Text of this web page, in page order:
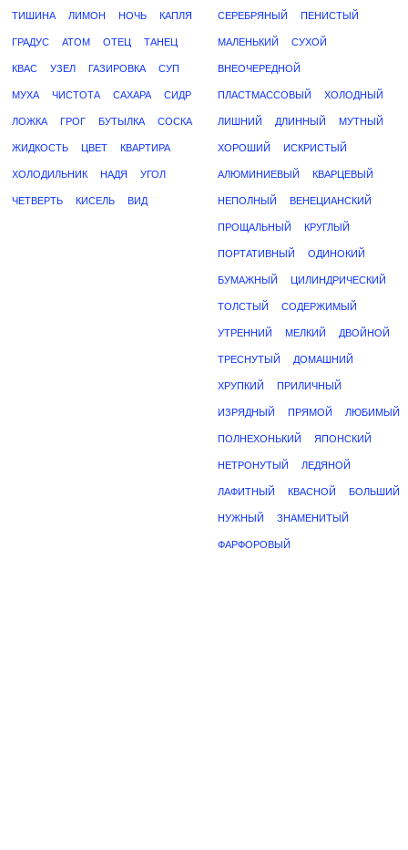
ТИШИНА ЛИМОН НОЧЬ КАПЛЯ
ГРАДУС АТОМ ОТЕЦ ТАНЕЦ
КВАС УЗЕЛ ГАЗИРОВКА СУП
МУХА ЧИСТОТА САХАРА СИДР
ЛОЖКА ГРОГ БУТЫЛКА СОСКА
ЖИДКОСТЬ ЦВЕТ КВАРТИРА
ХОЛОДИЛЬНИК НАДЯ УГОЛ
ЧЕТВЕРТЬ КИСЕЛЬ ВИД
СЕРЕБРЯНЫЙ ПЕНИСТЫЙ
МАЛЕНЬКИЙ СУХОЙ
ВНЕОЧЕРЕДНОЙ
ПЛАСТМАССОВЫЙ ХОЛОДНЫЙ
ЛИШНИЙ ДЛИННЫЙ МУТНЫЙ
ХОРОШИЙ ИСКРИСТЫЙ
АЛЮМИНИЕВЫЙ КВАРЦЕВЫЙ
НЕПОЛНЫЙ ВЕНЕЦИАНСКИЙ
ПРОЩАЛЬНЫЙ КРУГЛЫЙ
ПОРТАТИВНЫЙ ОДИНОКИЙ
БУМАЖНЫЙ ЦИЛИНДРИЧЕСКИЙ
ТОЛСТЫЙ СОДЕРЖИМЫЙ
УТРЕННИЙ МЕЛКИЙ ДВОЙНОЙ
ТРЕСНУТЫЙ ДОМАШНИЙ
ХРУПКИЙ ПРИЛИЧНЫЙ
ИЗРЯДНЫЙ ПРЯМОЙ ЛЮБИМЫЙ
ПОЛНЕХОНЬКИЙ ЯПОНСКИЙ
НЕТРОНУТЫЙ ЛЕДЯНОЙ
ЛАФИТНЫЙ КВАСНОЙ БОЛЬШИЙ
НУЖНЫЙ ЗНАМЕНИТЫЙ
ФАРФОРОВЫЙ